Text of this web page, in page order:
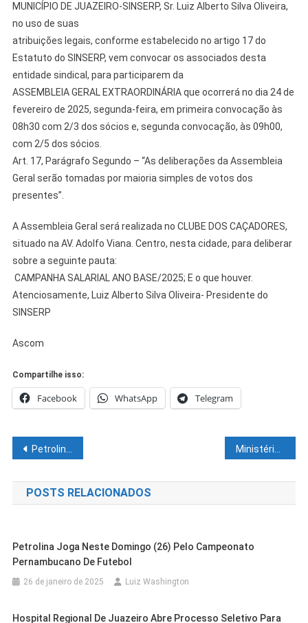
MUNICÍPIO DE JUAZEIRO-SINSERP, Sr. Luiz Alberto Silva Oliveira,
no uso de suas
atribuições legais, conforme estabelecido no artigo 17 do
Estatuto do SINSERP, vem convocar os associados desta
entidade sindical, para participarem da
ASSEMBLEIA GERAL EXTRAORDINÁRIA que ocorrerá no dia 24 de
fevereiro de 2025, segunda-feira, em primeira convocação às
08h30 com 2/3 dos sócios e, segunda convocação, às 09h00,
com 2/5 dos sócios.
Art. 17, Parágrafo Segundo – “As deliberações da Assembleia
Geral serão tomadas por maioria simples de votos dos
presentes”.
A Assembleia Geral será realizada no CLUBE DOS CAÇADORES,
situado na AV. Adolfo Viana. Centro, nesta cidade, para deliberar
sobre a seguinte pauta:
CAMPANHA SALARIAL ANO BASE/2025; E o que houver.
Atenciosamente, Luiz Alberto Silva Oliveira- Presidente do
SINSERP
Ascom
Compartilhe isso:
Facebook WhatsApp Telegram
Navegação
de
Post
Petrolina: PAA para Compra com Doação Simultânea já está aberto à agricultura familiar Ministério das Comunicações assina acordos para viabilizar acesso à internet e logística de produtos da agricultura familiar
POSTS RELACIONADOS
Petrolina Joga Neste Domingo (26) Pelo Campeonato
Pernambucano De Futebol
26 de janeiro de 2025 Luiz Washington
Hospital Regional De Juazeiro Abre Processo Seletivo Para